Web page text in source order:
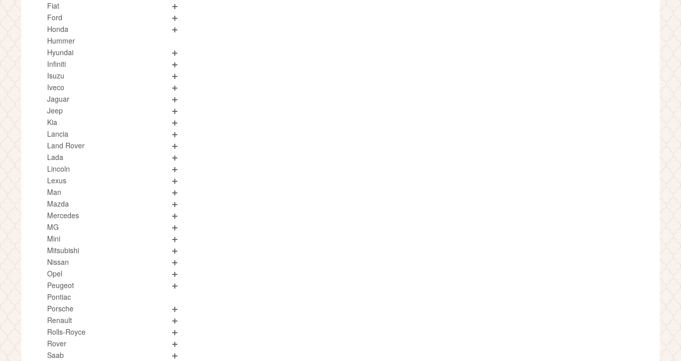
Fiat
Ford
Honda
Hummer
Hyundai
Infiniti
Isuzu
Iveco
Jaguar
Jeep
Kia
Lancia
Land Rover
Lada
Lincoln
Lexus
Man
Mazda
Mercedes
MG
Mini
Mitsubishi
Nissan
Opel
Peugeot
Pontiac
Porsche
Renault
Rolls-Royce
Rover
Saab